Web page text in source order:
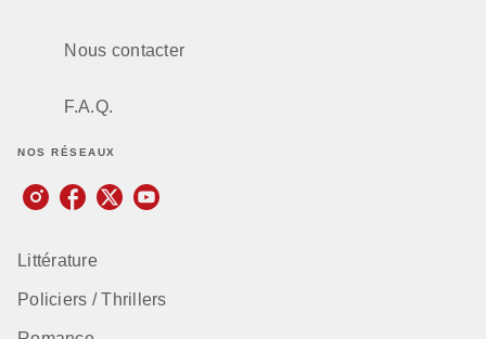
Nous contacter
F.A.Q.
NOS RÉSEAUX
Littérature
Policiers / Thrillers